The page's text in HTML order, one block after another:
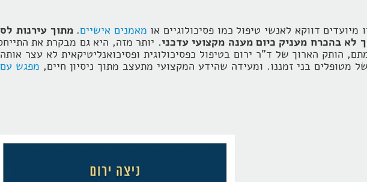
מיועדים דווקא לאנשי טיפול כמו פסיכולוגיים או מאמנים אישיים.מתוך עירנות
בהכרח מעניק כיום מענה מקצועי עדכני. יותר מזה, היא גם מבקרת את
הותק הארוך של ד"ר ירום בטיפול כפסיכולוגית ופסיכואנליטיקאית לא עצר
מטופלים בני זמננו. ומעידה שהידע המקצועי מתעצב מתוך ניסיון חיים, מפגש